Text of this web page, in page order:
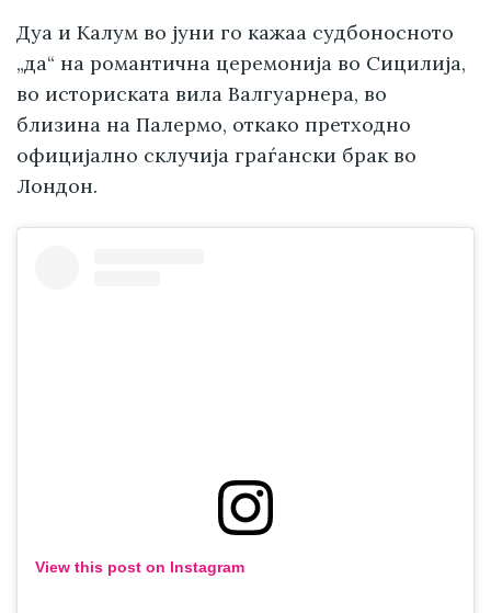
Дуа и Калум во јуни го кажаа судбоносното
„да“ на романтична церемонија во Сицилија,
во историската вила Валгуарнера, во
близина на Палермо, откако претходно
официјално склучија граѓански брак во
Лондон.
View this post on Instagram